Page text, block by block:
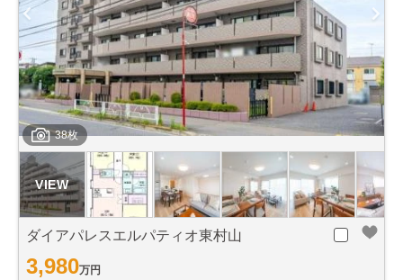
38枚
ダイアパレスエルパティオ東村山
3,980万円